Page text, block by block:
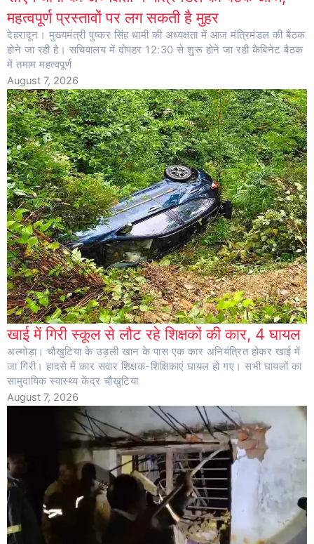
महत्वपूर्ण प्रस्तावों पर लग सकती है मुहर
देहरादून। मुख्यमंत्री पुष्कर सिंह धामी की अध्यक्षता में आज मंत्रिमंडल की बैठक
होने जा रही है। सचिवालय में दोपहर 12:30 से शुरू होने जा रही कैबिनेट बैठक
में तमाम महत्वपूर्ण
August 7, 2026
खाई में गिरी स्कूल से लौट रहे शिक्षकों की कार, 4 घायल
अल्मोड़ा। चौखुटिया के उड़ली खान के पास एक कार अनियंत्रित होकर खाई में
जा गिरी। हादसे में कार सवार शिक्षक-शिक्षिकाएं घायल हो गए। सभी घायलों का
सामुदायिक स्वास्थ्य केंद्र चौखुटिया
August 7, 2026